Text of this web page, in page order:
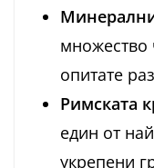
опитате
Римската
един от
укрепени